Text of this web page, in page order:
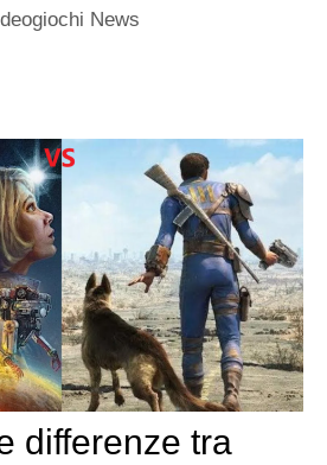
News
differenze tra